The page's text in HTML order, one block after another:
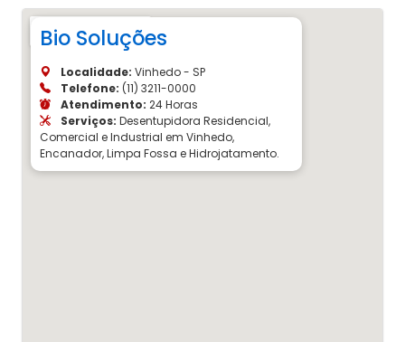
Bio Soluções
Localidade: Vinhedo - SP
Telefone: (11) 3211-0000
Atendimento: 24 Horas
Serviços: Desentupidora Residencial,
Comercial e Industrial em Vinhedo,
Encanador, Limpa Fossa e Hidrojatamento.